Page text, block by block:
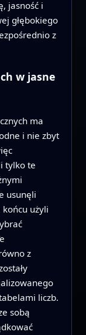
jasność i
głębokiego
z
w jasne
ma
i nie zbyt
tylko te
usunęli
użyli
z
liczb.
sobą